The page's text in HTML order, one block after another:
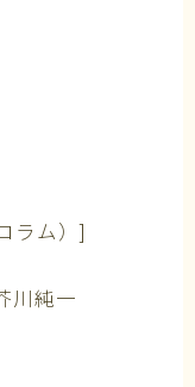
ラム）]
川純一